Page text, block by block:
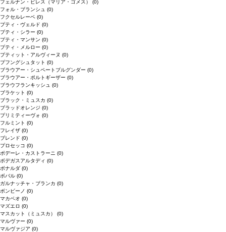
フェルナン・ピレス（マリア・ゴメス） (0)
フォル・ブランシュ (0)
フクセルレーベ (0)
プティ・ヴェルド (0)
プティ・シラー (0)
プティ・マンサン (0)
プティ・メルロー (0)
プティット・アルヴィーヌ (0)
プフングシュタット (0)
ブラウアー・シュペートブルグンダー (0)
ブラウアー・ポルトギーザー (0)
ブラウフランキッシュ (0)
ブラケット (0)
ブラック・ミュスカ (0)
ブラッドオレンジ (0)
プリミティーヴォ (0)
フルミント (0)
フレイザ (0)
ブレンド (0)
プロセッコ (0)
ポデーレ・カストラーニ (0)
ボデガスアルタディ (0)
ボナルダ (0)
ボバル (0)
ガルナッチャ・ブランカ (0)
ボンビーノ (0)
マカベオ (0)
マズエロ (0)
マスカット（ミュスカ） (0)
マルヴァー (0)
マルヴァジア (0)